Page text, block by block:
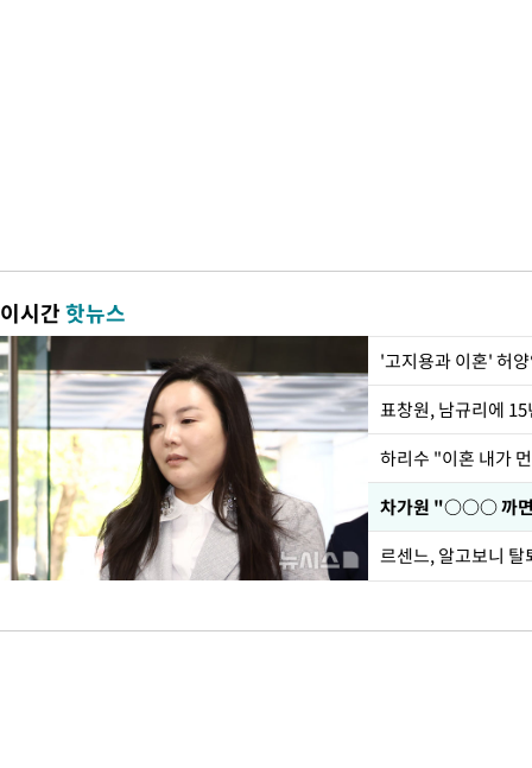
이시간핫뉴스
'고지용과 이혼' 허
하리수 "이혼 내가
르센느, 알고보니 탈